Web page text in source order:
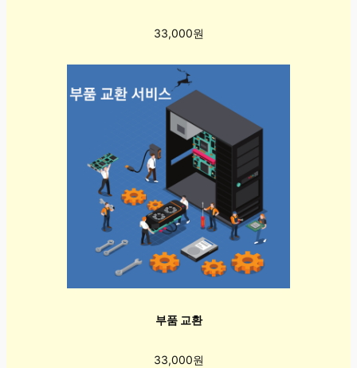
33,000원
부품 교환
33,000원